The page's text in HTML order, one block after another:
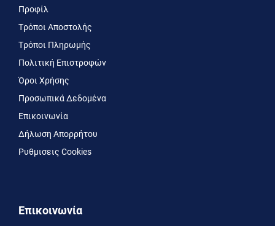
Προφίλ
Τρόποι Αποστολής
Τρόποι Πληρωμής
Πολιτική Επιστροφών
Όροι Χρήσης
Προσωπικά Δεδομένα
Επικοινωνία
Δήλωση Απορρήτου
Ρυθμισεις Cookies
Επικοινωνία